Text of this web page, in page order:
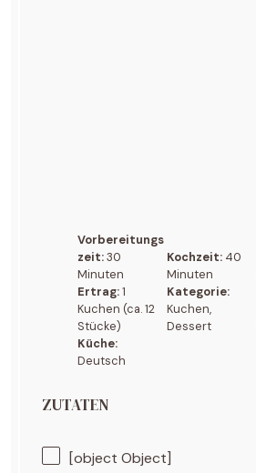
Vorbereitungs
zeit:30
Minuten
Kochzeit: 40
Minuten
Ertrag:1
Kuchen (ca. 12
Stücke)
Kategorie:
Kuchen,
Dessert
Küche:
Deutsch
ZUTATEN
[object Object]